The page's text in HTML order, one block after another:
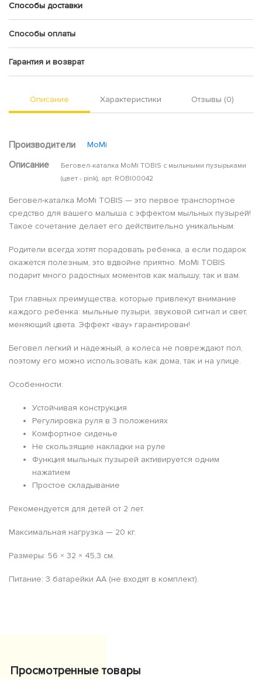
Способы доставки
Способы оплаты
Гарантия и возврат
Описание Характеристики Отзывы (0)
Производители MoMi
Описание
Беговел-каталка MoMi TOBIS с мыльными пузырьками
(цвет - pink), арт. ROBI00042
Беговел-каталка MoMi TOBIS — это первое транспортное
средство для вашего малыша с эффектом мыльных пузырей!
Такое сочетание делает его действительно уникальным.
Родители всегда хотят порадовать ребенка, а если подарок
окажется полезным, это вдвойне приятно. MoMi TOBIS
подарит много радостных моментов как малышу, так и вам.
Три главных преимущества, которые привлекут внимание
каждого ребенка: мыльные пузыри, звуковой сигнал и свет,
меняющий цвета. Эффект «вау» гарантирован!
Беговел легкий и надежный, а колеса не повреждают пол,
поэтому его можно использовать как дома, так и на улице.
Особенности:
Устойчивая конструкция
Регулировка руля в 3 положениях
Комфортное сиденье
Не скользящие накладки на руле
Функция мыльных пузырей активируется одним
нажатием
Простое складывание
Рекомендуется для детей от 2 лет.
Максимальная нагрузка — 20 кг.
Размеры: 56 × 32 × 45,3 см.
Питание: 3 батарейки АА (не входят в комплект).
Просмотренные товары